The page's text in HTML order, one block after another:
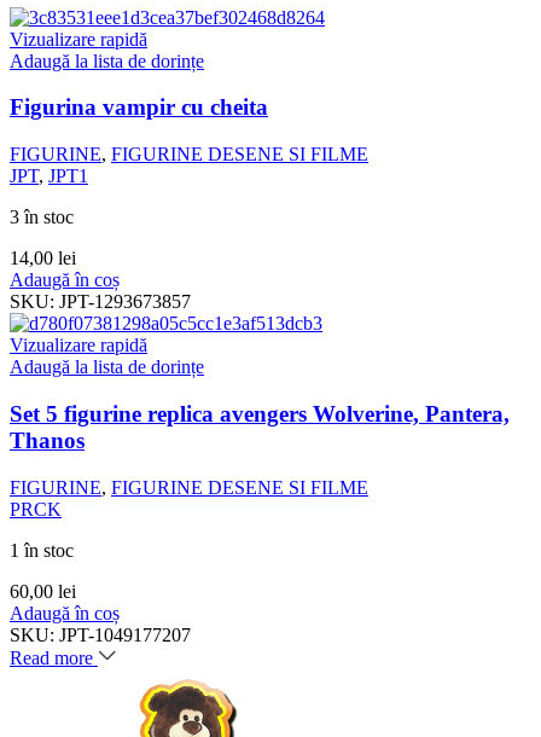
Vizualizare rapidă
Adaugă la lista de dorințe
Figurina vampir cu cheita
FIGURINE, FIGURINE DESENE SI FILME
JPT, JPT1
3 în stoc
14,00 lei
Adaugă în coș
SKU: JPT-1293673857
Vizualizare rapidă
Adaugă la lista de dorințe
Set 5 figurine replica avengers Wolverine, Pantera,
Thanos
FIGURINE, FIGURINE DESENE SI FILME
PRCK
1 în stoc
60,00 lei
Adaugă în coș
SKU: JPT-1049177207
Read more